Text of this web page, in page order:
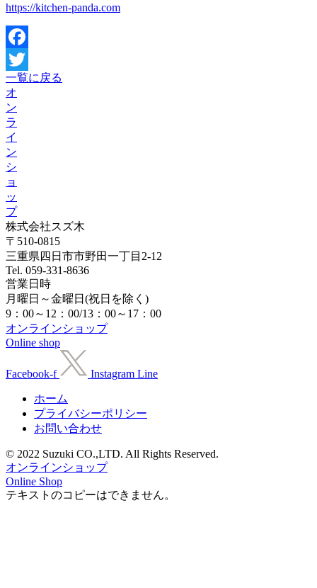
https://kitchen-panda.com
Facebook
Twitter
一覧に戻る
オ
ン
ラ
イ
ン
シ
ョ
ッ
プ
株式会社スズ木
〒510-0815
三重県四日市市野田一丁目2-12
Tel. 059-331-8636
営業日時
月曜日～金曜日(祝日を除く)
9：00～12：00/13：00～17：00
オンラインショップ
Online shop
Facebook-f Instagram Line
ホーム
プライバシーポリシー
お問い合わせ
© 2022 Suzuki CO.,LTD. All Rights Reserved.
オンラインショップ
Online Shop
テキストのコピーはできません。